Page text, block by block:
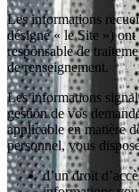
Les informations
désigné « le Site »)
responsable de
de renseignement.
Les informations
gestion de vos
applicable en matière
personnel, vous
d’un droit